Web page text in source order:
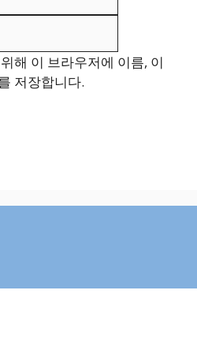
해 이 브라우저에 이름, 이
저장합니다.